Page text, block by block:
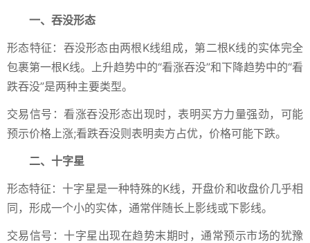
一、吞没形态
形态特征：吞没形态由两根K线组成，第二根K线的实体完全
包裹第一根K线。上升趋势中的“看涨吞没”和下降趋势中的“看
跌吞没”是两种主要类型。
交易信号：看涨吞没形态出现时，表明买方力量强劲，可能
预示价格上涨;看跌吞没则表明卖方占优，价格可能下跌。
二、十字星
形态特征：十字星是一种特殊的K线，开盘价和收盘价几乎相
同，形成一个小的实体，通常伴随长上影线或下影线。
交易信号：十字星出现在趋势末期时，通常预示市场的犹豫